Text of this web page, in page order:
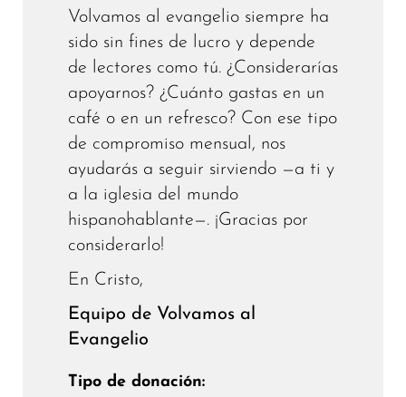
Volvamos al evangelio siempre ha
sido sin fines de lucro y depende
de lectores como tú. ¿Considerarías
apoyarnos? ¿Cuánto gastas en un
café o en un refresco? Con ese tipo
de compromiso mensual, nos
ayudarás a seguir sirviendo —a ti y
a la iglesia del mundo
hispanohablante—. ¡Gracias por
considerarlo!
En Cristo,
Equipo de Volvamos al
Evangelio
Tipo de donación: